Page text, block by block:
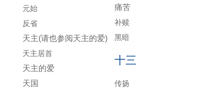
元始
反省
天主(请也参阅天主的爱)
天主居首
天主的爱
天国
痛苦
补赎
黑暗
十三
传扬